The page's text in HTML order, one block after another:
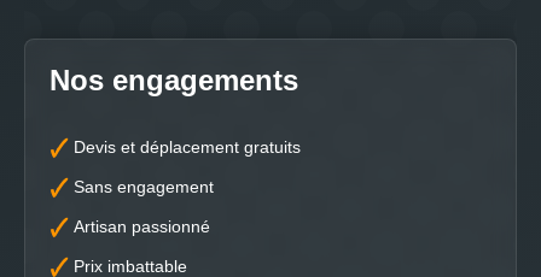
Nos engagements
Devis et déplacement gratuits
Sans engagement
Artisan passionné
Prix imbattable